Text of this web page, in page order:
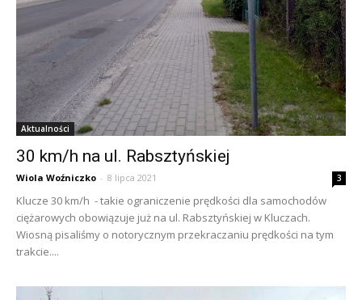
Aktualności
30 km/h na ul. Rabsztyńskiej
Wiola Woźniczko - 8 lipca 2021 3
Klucze 30 km/h - takie ograniczenie prędkości dla samochodów
ciężarowych obowiązuje już na ul. Rabsztyńskiej w Kluczach.
Wiosną pisaliśmy o notorycznym przekraczaniu prędkości na tym
trakcie....